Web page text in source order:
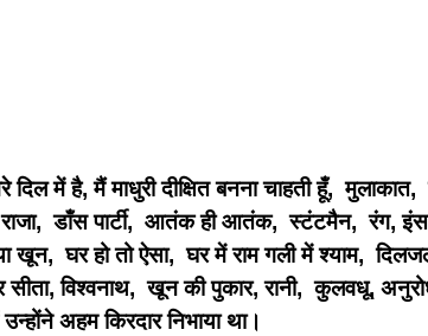
में है, मैं माधुरी दीक्षित बनना चाहती हूँ,
वन, राजा, डाँस पार्टी, आतंक ही आतंक, स्टंटमैन,
घर हो तो ऐसा, घर में राम गली में श्याम,
विश्वनाथ, खून की पुकार, रानी, कुलवधू,
अहम किरदार निभाया था।